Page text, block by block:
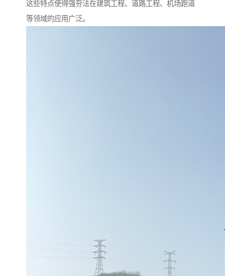
这些特点使得强夯法在建筑工程、道路工程、机场跑道
等领域的应用广泛。